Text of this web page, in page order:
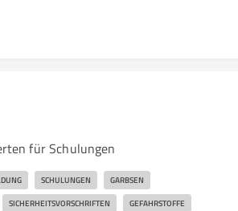
für Schulungen
SCHULUNGEN GARBSEN
SICHERHEITSVORSCHRIFTEN GEFAHRSTOFFE